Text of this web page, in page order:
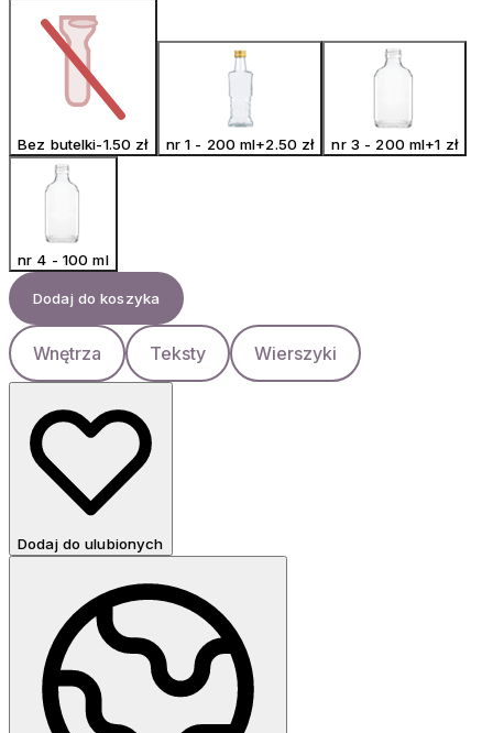
Bez butelki-1.50 zł nr 1 - 200 ml+2.50 zł nr 3 - 200 ml+1 zł
nr 4 - 100 ml
Dodaj do koszyka
Wnętrza Teksty Wierszyki
Dodaj do ulubionych